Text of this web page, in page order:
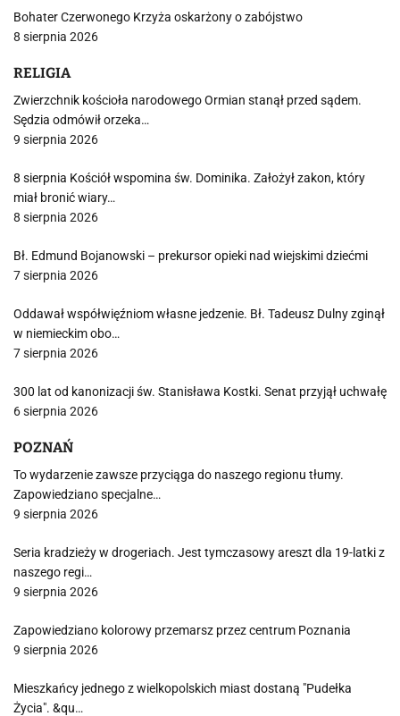
Bohater Czerwonego Krzyża oskarżony o zabójstwo
8 sierpnia 2026
RELIGIA
Zwierzchnik kościoła narodowego Ormian stanął przed sądem.
Sędzia odmówił orzeka…
9 sierpnia 2026
8 sierpnia Kościół wspomina św. Dominika. Założył zakon, który
miał bronić wiary…
8 sierpnia 2026
Bł. Edmund Bojanowski – prekursor opieki nad wiejskimi dziećmi
7 sierpnia 2026
Oddawał współwięźniom własne jedzenie. Bł. Tadeusz Dulny zginął
w niemieckim obo…
7 sierpnia 2026
300 lat od kanonizacji św. Stanisława Kostki. Senat przyjął uchwałę
6 sierpnia 2026
POZNAŃ
To wydarzenie zawsze przyciąga do naszego regionu tłumy.
Zapowiedziano specjalne…
9 sierpnia 2026
Seria kradzieży w drogeriach. Jest tymczasowy areszt dla 19-latki z
naszego regi…
9 sierpnia 2026
Zapowiedziano kolorowy przemarsz przez centrum Poznania
9 sierpnia 2026
Mieszkańcy jednego z wielkopolskich miast dostaną "Pudełka
Życia". &qu…